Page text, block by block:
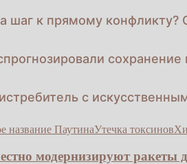
шаг к прямому
с
название ПаутинаУтечка токсинов
модернизируют ракеты